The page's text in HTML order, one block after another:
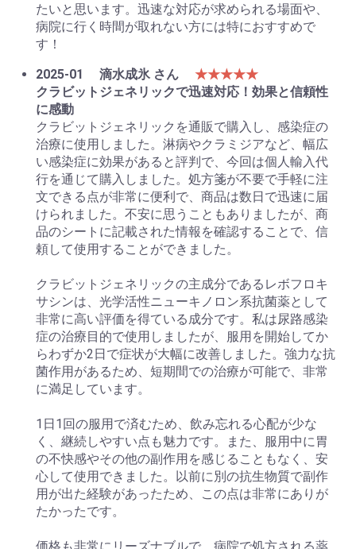
たいと思います。迅速な対応が求められる場面や、
病院に行く時間が取れない方には特におすすめで
す！
2025-01
滴水成氷 さん
★★★★★
クラビットジェネリックで迅速対応！効果と信頼性
に感動
クラビットジェネリックを通販で購入し、感染症の
治療に使用しました。淋病やクラミジアなど、幅広
い感染症に効果があると評判で、今回は個人輸入代
行を通じて購入しました。処方箋が不要で手軽に注
文できる点が非常に便利で、商品は数日で迅速に届
けられました。不安に思うこともありましたが、商
品のシートに記載された情報を確認することで、信
頼して使用することができました。
クラビットジェネリックの主成分であるレボフロキ
サシンは、光学活性ニューキノロン系抗菌薬として
非常に高い評価を得ている成分です。私は尿路感染
症の治療目的で使用しましたが、服用を開始してか
らわずか2日で症状が大幅に改善しました。強力な抗
菌作用があるため、短期間での治療が可能で、非常
に満足しています。
1日1回の服用で済むため、飲み忘れる心配が少な
く、継続しやすい点も魅力です。また、服用中に胃
の不快感やその他の副作用を感じることもなく、安
心して使用できました。以前に別の抗生物質で副作
用が出た経験があったため、この点は非常にありが
たかったです。